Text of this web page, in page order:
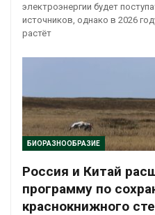
электроэнергии будет
источников, однако в 2026
растёт
БИОРАЗНООБРАЗИЕ
Россия и Китай
программу по
краснокнижного